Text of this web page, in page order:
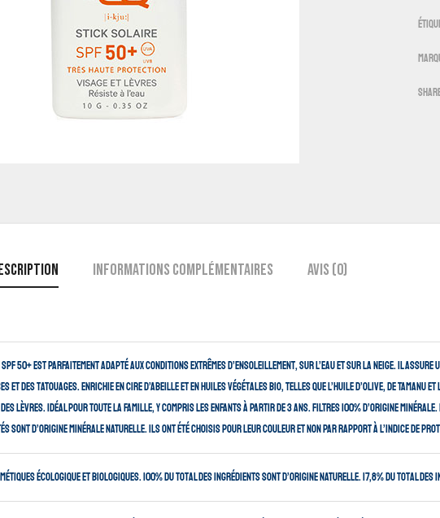
Informations complémentaires Avis (0)
50+ est parfaitement adapté aux conditions extrêmes d’ensoleillement, sur l’eau et sur la neige. Il
des tatouages. Enrichie en cire d’abeille et en huiles végétales BIO, telles que l’huile d’Olive, de Tamanu
lèvres. Idéal pour toute la famille, y compris les enfants à partir de 3 ans. Filtres 100% d’origine
sont d’origine minérale naturelle. Ils ont été choisis pour leur couleur et non par rapport à l’indice de
écologique et biologiques. 100% du total des ingrédients sont d’origine naturelle. 17,8% du total